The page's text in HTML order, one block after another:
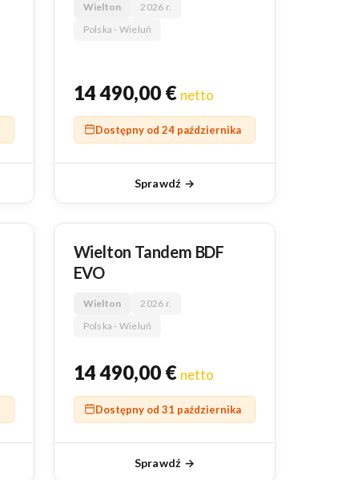
Wielton
2026 r.
Polska - Wieluń
14 490,00 € netto
Dostępny od 24 października
Sprawdź →
NOWY
Wielton Tandem BDF
EVO
Wielton
2026 r.
Polska - Wieluń
14 490,00 € netto
Dostępny od 31 października
Sprawdź →